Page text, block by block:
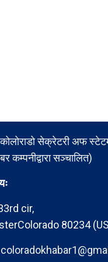
सेक्रेटरी अफ
कम्पनीद्वारा सञ्चालित)
cir,
80234